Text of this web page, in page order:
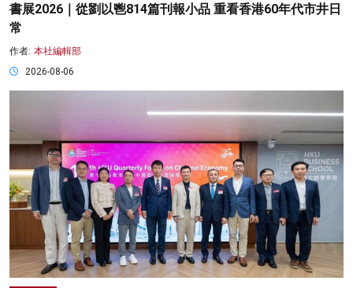
書展2026｜從劉以鬯814篇刊報小品 重看香港60年代市井日
常
作者: 本社編輯部
2026-08-06